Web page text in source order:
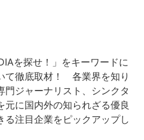
を探せ！」をキーワードに
て徹底取材！ 各業界を知り
門ジャーナリスト、シンクタ
元に国内外の知られざる優良
る注目企業をピックアップし